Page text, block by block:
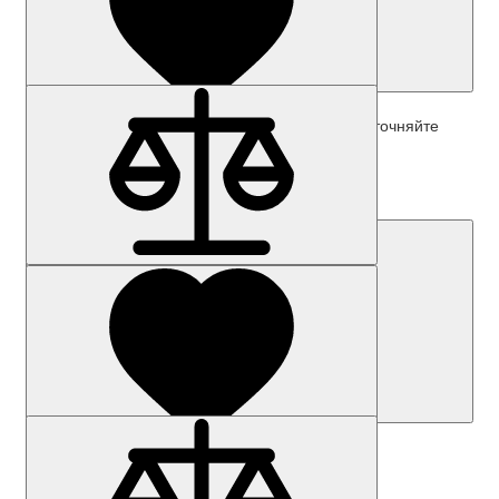
Наличие: уточняйте
Код товара: 26196-01
3SU1000-5PL41-0AA0-Z Y01+Y19
Цена по запросу
Наличие: уточняйте
Код товара: 46385-01